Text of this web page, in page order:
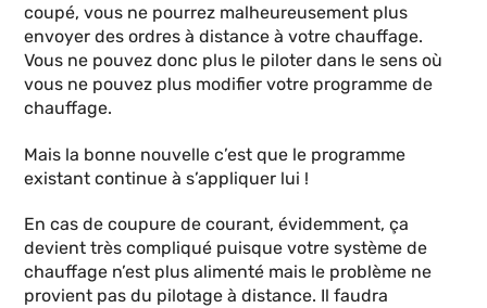
coupé, vous ne pourrez malheureusement plus
envoyer des ordres à distance à votre chauffage.
Vous ne pouvez donc plus le piloter dans le sens où
vous ne pouvez plus modifier votre programme de
chauffage.
Mais la bonne nouvelle c’est que le programme
existant continue à s’appliquer lui !
En cas de coupure de courant, évidemment, ça
devient très compliqué puisque votre système de
chauffage n’est plus alimenté mais le problème ne
provient pas du pilotage à distance. Il faudra